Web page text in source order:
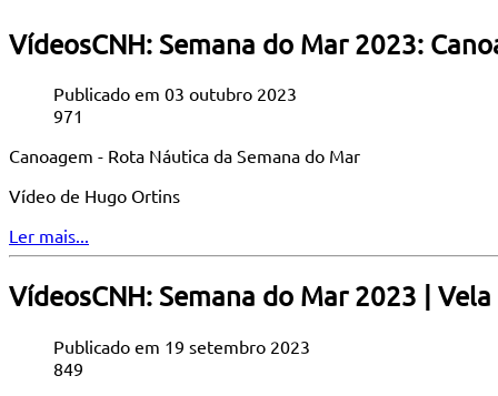
VídeosCNH: Semana do Mar 2023:
Publicado em 03 outubro 2023
971
Canoagem - Rota Náutica da Semana do Mar
Vídeo de Hugo Ortins
Ler mais...
VídeosCNH: Semana do Mar 2023 |
Publicado em 19 setembro 2023
849